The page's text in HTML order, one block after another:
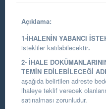
Açıklama:
1-İHALENİN YABANCI
istekliler katılabilecektir.
2- İHALE
TEMİN EDİLEBİLECEĞİ
aşağıda belirtilen adreste
ihaleye teklif verecek
satınalması zorunludur.